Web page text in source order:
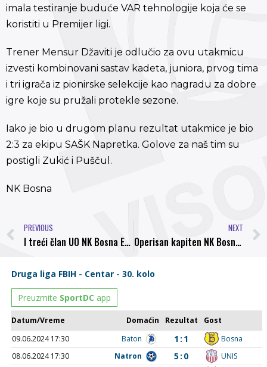
imala testiranje buduće VAR tehnologije koja će se
koristiti u Premijer ligi.
Trener Mensur Džaviti je odlučio za ovu utakmicu
izvesti kombinovani sastav kadeta, juniora, prvog tima
i tri igrača iz pionirske selekcije kao nagradu za dobre
igre koje su pružali protekle sezone.
Iako je bio u drugom planu rezultat utakmice je bio
2:3 za ekipu SAŠK Napretka. Golove za naš tim su
postigli Zukić i Puščul.
NK Bosna
PREVIOUS
I treći član UO NK Bosna Emir Vračo pismeno podnio ostavku
NEXT
Operisan kapiten NK Bosna Belmin Hindija